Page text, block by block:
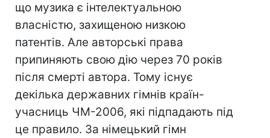
що музика є інтелектуальною
власністю, захищеною низкою
патентів. Але авторські права
припиняють свою дію через 70 років
після смерті автора. Тому існує
декілька державних гімнів країн-
учасниць ЧМ-2006, які підпадають під
це правило. За німецький гімн